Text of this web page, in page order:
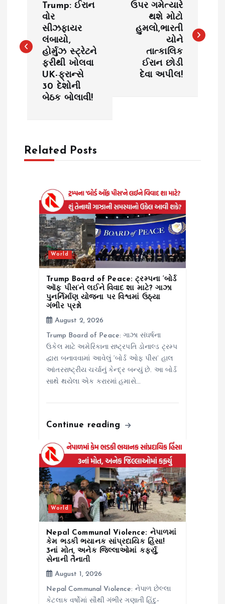
t
Trump: ઈરાન
વોર
સીઝફાયર
લંબાયો,
હોર્મુઝ સ્ટ્રેટને
ફરીથી ખોલવા
UK-ફ્રાન્સે
30 દેશોની
બેઠક બોલાવી!
ઉપર ગમેત્યારે
થશે મોટો
હુમલો,ભારતી
યોને
તાત્કાલિક
ઈરાન છોડી
દેવા અપીલ!
Related Posts
World
Trump Board of Peace: ટ્રમ્પના ‘બોર્ડ
ઑફ પીસ’ને લઈને વિવાદ શા માટે? ગાઝા
પુનર્નિર્માણ યોજના પર વિશ્વમાં ઉઠ્યા
ગંભીર પ્રશ્નો
August 2, 2026
Trump Board of Peace: ગાઝા સંઘર્ષના
ઉકેલ માટે અમેરિકાના રાષ્ટ્રપતિ ડોનાલ્ડ ટ્રમ્પ
દ્વારા બનાવવામાં આવેલું ‘બોર્ડ ઓફ પીસ’ હાલ
આંતરરાષ્ટ્રીય ચર્ચાનું કેન્દ્ર બન્યું છે. આ બોર્ડ
સાથે થયેલા એક કરારમાં હમાસે…
Continue reading
World
Nepal Communal Violence: નેપાળમાં
કેમ ભડકી ભયાનક સાંપ્રદાયિક હિંસા!
3નાં મોત, અનેક જિલ્લાઓમાં કર્ફ્યુ,
સેનાની તૈનાતી
August 1, 2026
Nepal Communal Violence: નેપાળ છેલ્લા
કેટલાક વર્ષોમાં સૌથી ગંભીર ગણાતી હિંદુ-